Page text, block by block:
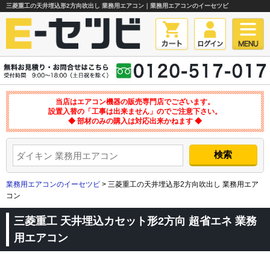
三菱重工の天井埋込形2方向吹出し 業務用エアコン｜業務用エアコンのイーセツビ
当店はエアコン機器の販売専門店でございます。
設置入替の「工事は出来ません」のでご注意下さい。
◆ 部材のみの購入は対応出来かねます ◆
業務用エアコンのイーセツビ > 三菱重工の天井埋込形2方向吹出し 業務用エア
コン
三菱重工 天井埋込カセット形2方向 超省エネ 業務
用エアコン